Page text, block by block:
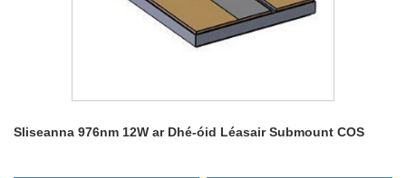
Sliseanna 976nm 12W ar Dhé-óid Léasair Submount COS